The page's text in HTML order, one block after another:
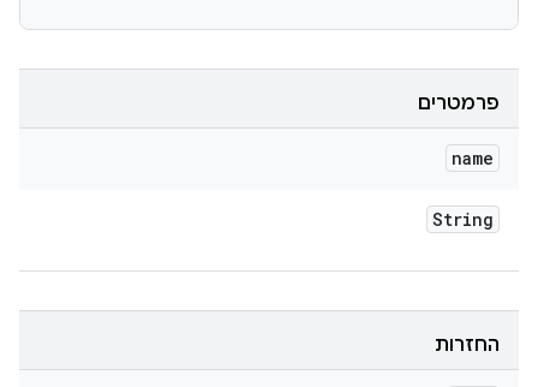
פרמטרים
name
String
החזרות